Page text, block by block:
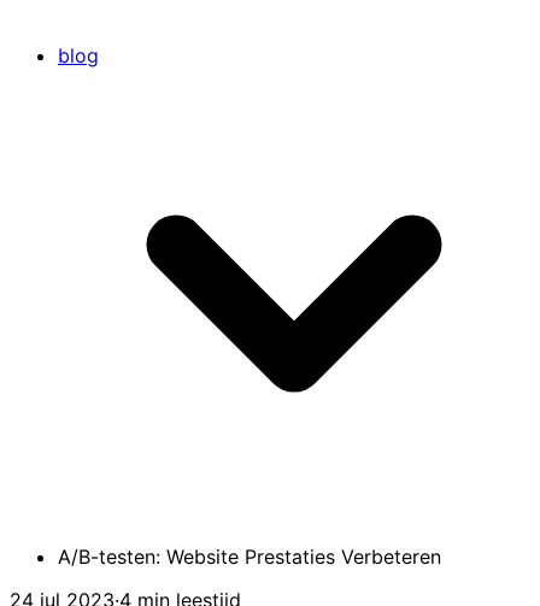
blog
A/B-testen: Website Prestaties Verbeteren
24 jul 2023·4 min leestijd